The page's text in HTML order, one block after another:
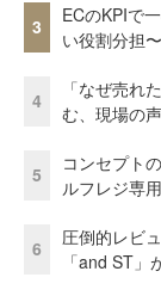
3
ECのKPIで
い役割分担〜
4
「なぜ売れ
む、現場の
5
コンセプト
ルフレジ専
6
圧倒的レビ
「and ST」